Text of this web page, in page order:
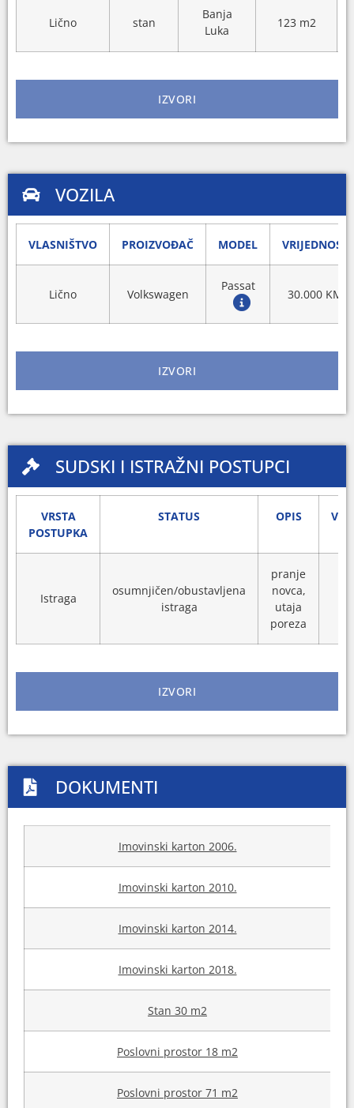
Lično stan
Banja
Luka
123 m2
IZVORI
VOZILA
VLASNIŠTVO PROIZVOĐAČ MODEL VRIJEDNOST
Lično Volkswagen
Passat
30.000 KM
IZVORI
SUDSKI I ISTRAŽNI POSTUPCI
VRSTA
POSTUPKA
STATUS OPIS
Istraga
osumnjičen/obustavljena
istraga
pranje
novca,
utaja
poreza
IZVORI
DOKUMENTI
Imovinski karton 2006.
Imovinski karton 2010.
Imovinski karton 2014.
Imovinski karton 2018.
Stan 30 m2
Poslovni prostor 18 m2
Poslovni prostor 71 m2